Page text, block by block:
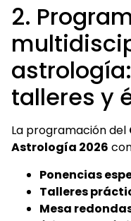
2.
talleres y
La programación del
Astrología 2026
Ponencias
Talleres
Mesa